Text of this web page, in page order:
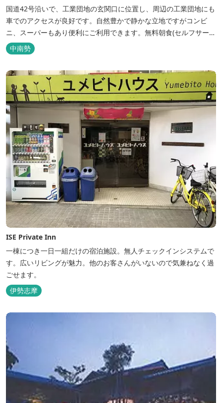
国道42号沿いで、工業団地の玄関口に位置し、周辺の工業団地にも
車でのアクセスが良好です。自然豊かで静かな立地ですがコンビ
ニ、スーパーもあり便利にご利用できます。無料朝食(セルフサービ
ス)、大型無料駐車場も完備。
中南勢
ISE Private Inn
一棟につき一日一組だけの宿泊施設。無人チェックインシステムで
す。広いリビングが魅力。他のお客さんがいないので気兼ねなく過
ごせます。
伊勢志摩